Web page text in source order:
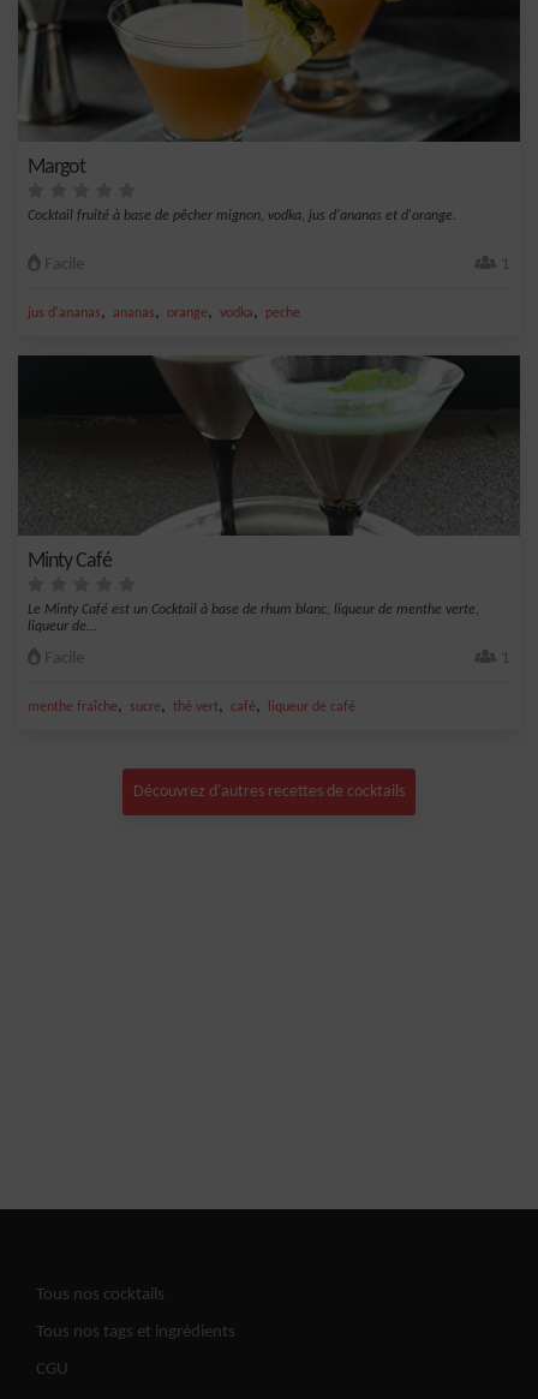
Margot
Cocktail fruité à base de pêcher mignon, vodka, jus d'ananas et d'orange.
Facile 1
jus d'ananas, ananas, orange, vodka, peche
Minty Café
Le Minty Café est un Cocktail à base de rhum blanc, liqueur de menthe verte,
liqueur de...
Facile 1
menthe fraîche, sucre, thé vert, café, liqueur de café
Découvrez d'autres recettes de cocktails
Tous nos cocktails
Tous nos tags et ingrédients
CGU